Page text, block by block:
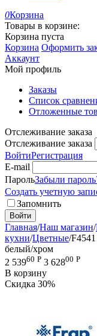
0Корзина
Товары в корзине:
Корзина пуста
Корзина Оформить
Аккаунт
Мой профиль
Заказы
Список
Отложенные
Отслеживание заказа
Отслеживание заказа
ВойтиРегистрация
E-mail
ПарольЗабыли
Создать учетную
Запомнить
Войти
Главная/Наш магазин/
кухни/Цветные/
белый/хром
2 53960 Р 3 62800 Р
В корзину
Скидка 30%